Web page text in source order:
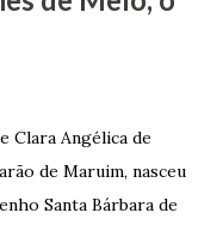
Clara Angélica de
de Maruim, nasceu
Santa Bárbara de